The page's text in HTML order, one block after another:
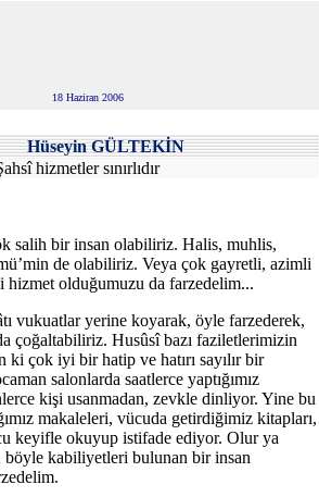
18 Haziran 2006
Hüseyin GÜLTEKİN
hizmetler sınırlıdır
salih bir insan olabiliriz. Halis, muhlis,
de olabiliriz. Veya çok gayretli, azimli
hizmet olduğumuzu da farzedelim...
vukuatlar yerine koyarak, öyle farzederek,
çoğaltabiliriz. Husûsî bazı faziletlerimizin
ki çok iyi bir hatip ve hatırı sayılır bir
salonlarda saatlerce yaptığımız
kişi usanmadan, zevkle dinliyor. Yine bu
makaleleri, vücuda getirdiğimiz kitapları,
keyifle okuyup istifade ediyor. Olur ya
böyle kabiliyetleri bulunan bir insan